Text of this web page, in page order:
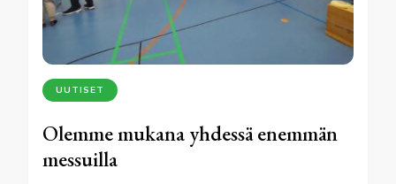
UUTISET
Olemme mukana yhdessä enemmän
messuilla